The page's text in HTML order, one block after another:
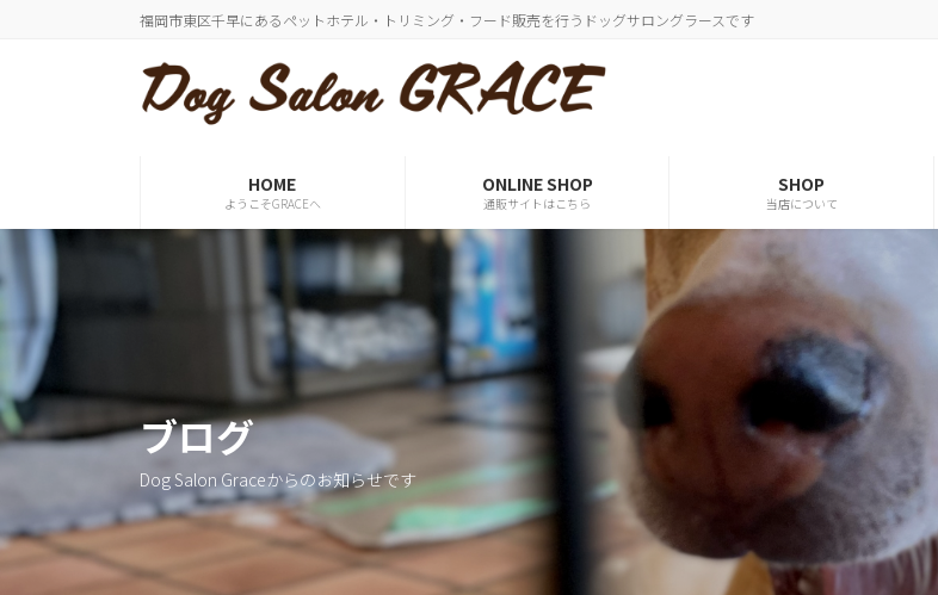
プ
動
福岡市東区千早にあるペットホテル・トリミング・フード販売を行うドッグサロングラースです
HOME
ようこそGRACEへ
ONLINE SHOP
通販サイトはこちら
SHOP
当店について
ブログ
Dog Salon Graceからのお知らせです